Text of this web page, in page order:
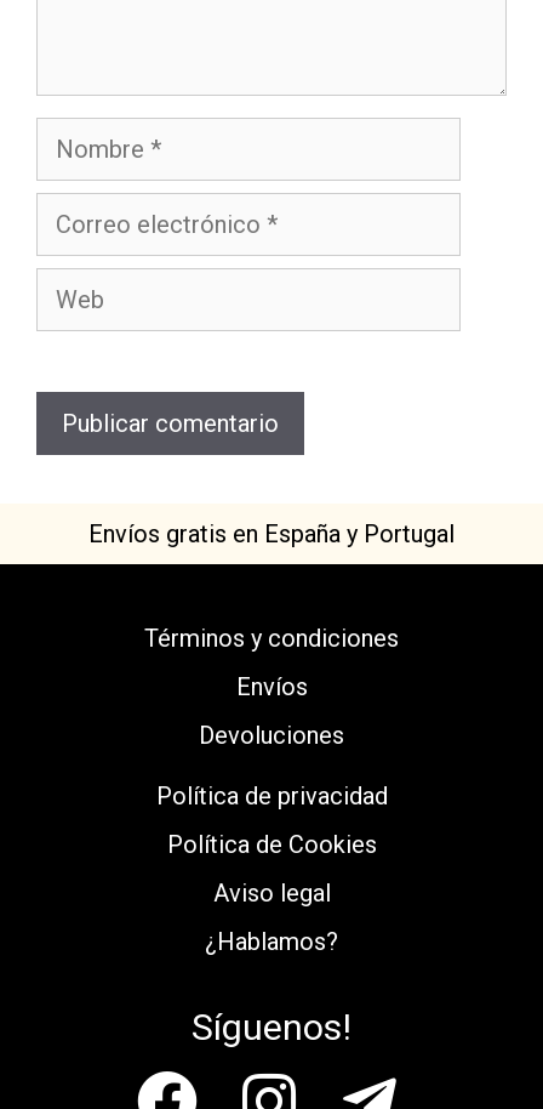
Envíos gratis en España y Portugal
Términos y condiciones
Envíos
Devoluciones
Política de privacidad
Política de Cookies
Aviso legal
¿Hablamos?
Síguenos!